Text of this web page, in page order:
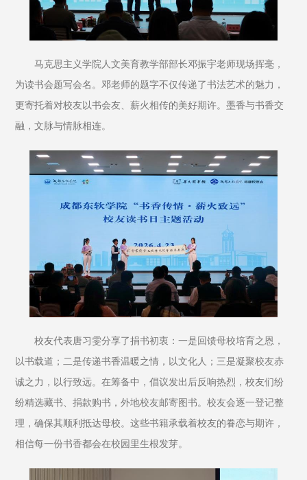
马克思主义学院人文美育教学部部长邓振宇老师现场挥毫，
为读书会题写会名。邓老师的题字不仅传递了书法艺术的魅力，
更寄托着对校友以书会友、薪火相传的美好期许。墨香与书香交
融，文脉与情脉相连。
校友代表唐习雯分享了捐书初衷：一是回馈母校培育之恩，
以书载道；二是传递书香温暖之情，以文化人；三是凝聚校友赤
诚之力，以行致远。在筹备中，倡议发出后反响热烈，校友们纷
纷精选藏书、捐款购书，外地校友邮寄图书。校友会逐一登记整
理，确保其顺利抵达母校。这些书籍承载着校友的眷恋与期许，
相信每一份书香都会在校园里生根发芽。